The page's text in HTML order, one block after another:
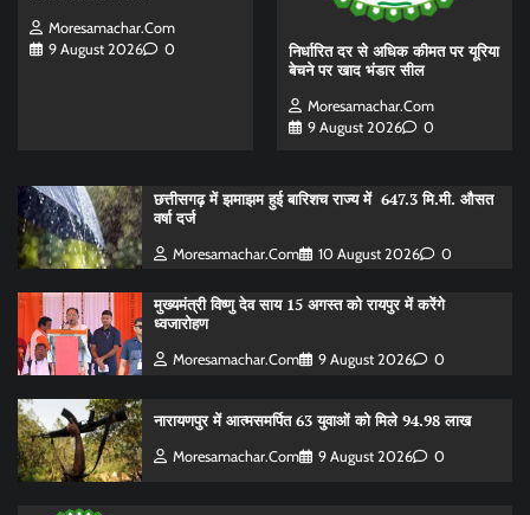
Moresamachar.com
9 August 2026
0
निर्धारित दर से अधिक कीमत पर यूरिया
बेचने पर खाद भंडार सील
Moresamachar.com
9 August 2026
0
छत्तीसगढ़ में झमाझम हुई बारिशच राज्य में 647.3 मि.मी. औसत
वर्षा दर्ज
Moresamachar.com 10 August 2026 0
मुख्यमंत्री विष्णु देव साय 15 अगस्त को रायपुर में करेंगे
ध्वजारोहण
Moresamachar.com 9 August 2026 0
नारायणपुर में आत्मसमर्पित 63 युवाओं को मिले 94.98 लाख
Moresamachar.com 9 August 2026 0